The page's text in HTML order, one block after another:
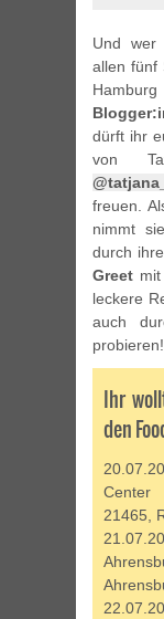
Und wer
allen fünf
dürft ihr
von
freuen.
nimmt
durch
Greet
leckere
auch
probieren!
Ihr
den
Center
21465,